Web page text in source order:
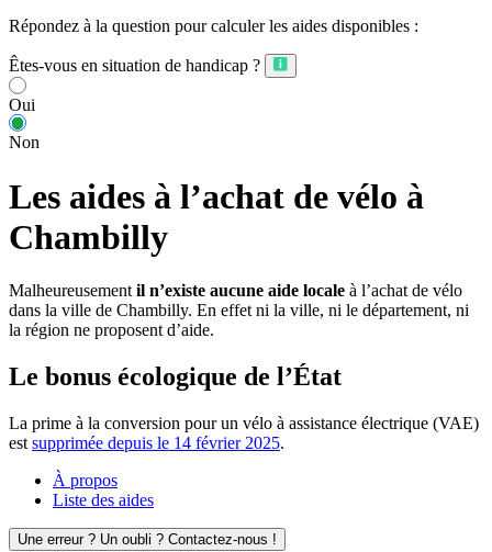
Répondez à la question pour calculer les aides disponibles :
Êtes-vous en situation de handicap ?
Oui
Non
Les aides à l’achat de vélo à
Chambilly
Malheureusement il n’existe aucune aide locale à l’achat de vélo
dans la ville de Chambilly. En effet ni la ville, ni le département, ni
la région ne proposent d’aide.
Le bonus écologique de l’État
La prime à la conversion pour un vélo à assistance électrique (VAE)
est supprimée depuis le 14 février 2025.
À propos
Liste des aides
Une erreur ? Un oubli ? Contactez-nous !